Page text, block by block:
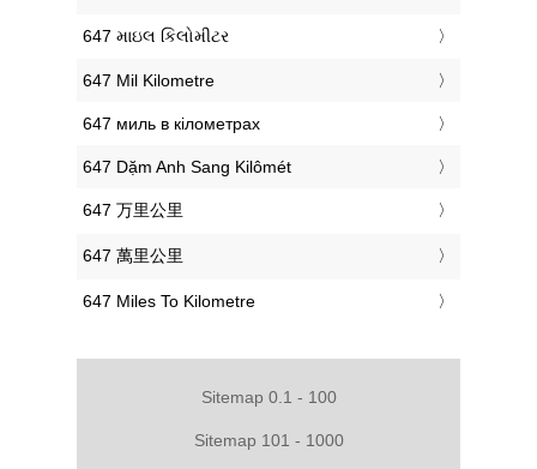
‎647 માઇલ કિલોમીટર
‎647 Mil Kilometre
‎647 миль в кілометрах
‎647 Dặm Anh Sang Kilômét
‎647 万里公里
‎647 萬里公里
‎647 Miles To Kilometre
Sitemap 0.1 - 100
Sitemap 101 - 1000